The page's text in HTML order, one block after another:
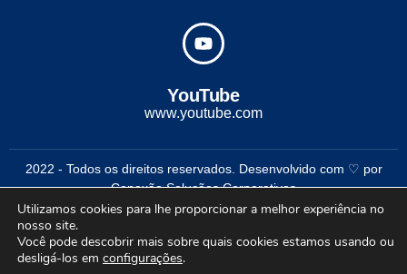
YouTube
www.youtube.com
2022 - Todos os direitos reservados. Desenvolvido com ♡ por
Conexão Soluções Corporativas
Utilizamos cookies para lhe proporcionar a melhor experiência no
nosso site.
Você pode descobrir mais sobre quais cookies estamos usando ou
desligá-los em configurações.